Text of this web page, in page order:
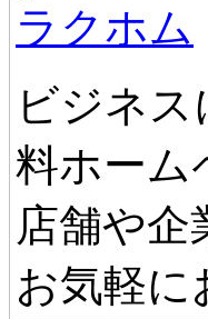
ラクホム
ビジネ
料ホーム
店舗や
お気軽に